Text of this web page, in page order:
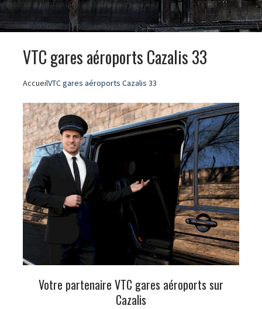
VTC gares aéroports Cazalis 33
AccueilVTC gares aéroports Cazalis 33
Votre partenaire VTC gares aéroports sur
Cazalis